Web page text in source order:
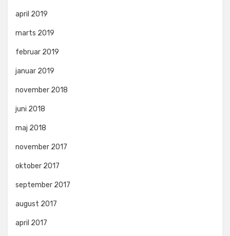
april 2019
marts 2019
februar 2019
januar 2019
november 2018
juni 2018
maj 2018
november 2017
oktober 2017
september 2017
august 2017
april 2017